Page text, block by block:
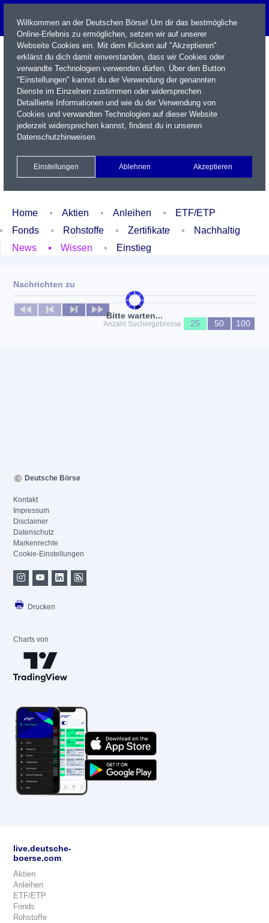
Name / WKN / ISIN / Kürzel
Xetra Realtime
Watchlist Portfolio Login
Home Aktien Anleihen
ETF/ETP
Fonds
Rohstoffe Zertifikate
Nachhaltig
News
Wissen Einstieg
Bitte warten...
Nachrichten zu
Keine News verfügbar
Anzahl Suchergebnisse
25 50 100
Willkommen an der Deutschen Börse! Um dir das bestmögliche
Online-Erlebnis zu ermöglichen, setzen wir auf unserer
Webseite Cookies ein. Mit dem Klicken auf "Akzeptieren"
erklärst du dich damit einverstanden, dass wir Cookies oder
verwandte Technologien verwenden dürfen. Über den Button
"Einstellungen" kannst du der Verwendung der genannten
Dienste im Einzelnen zustimmen oder widersprechen.
Detaillierte Informationen und wie du der Verwendung von
Cookies und verwandten Technologien auf dieser Website
jederzeit widersprechen kannst, findest du in unseren
Datenschutzhinweisen.
Einstellungen Ablehnen Akzeptieren
Deutsche Börse
Kontakt
Impressum
Disclaimer
Datenschutz
Markenrechte
Cookie-Einstellungen
Drucken
Charts von
live.deutsche-
boerse.com
Aktien
Anleihen
ETF/ETP
Fonds
Rohstoffe